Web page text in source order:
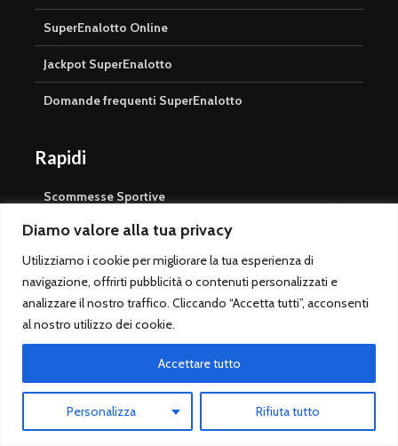
Diamo valore alla tua privacy
Utilizziamo i cookie per migliorare la tua esperienza di
navigazione, offrirti pubblicità o contenuti personalizzati e
analizzare il nostro traffico. Cliccando “Accetta tutti”, acconsenti
al nostro utilizzo dei cookie.
Personalizza Rifiuta tutto
Accettare tutto
SuperEnalotto Online
Jackpot SuperEnalotto
Domande frequenti SuperEnalotto
Rapidi
Scommesse Sportive
Serie A
Champions League
Migliori pronostici calcio
Pronostico PREMIUM
Surebet